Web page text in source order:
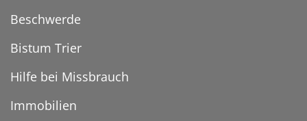
Beschwerde
Bistum Trier
Hilfe bei Missbrauch
Immobilien